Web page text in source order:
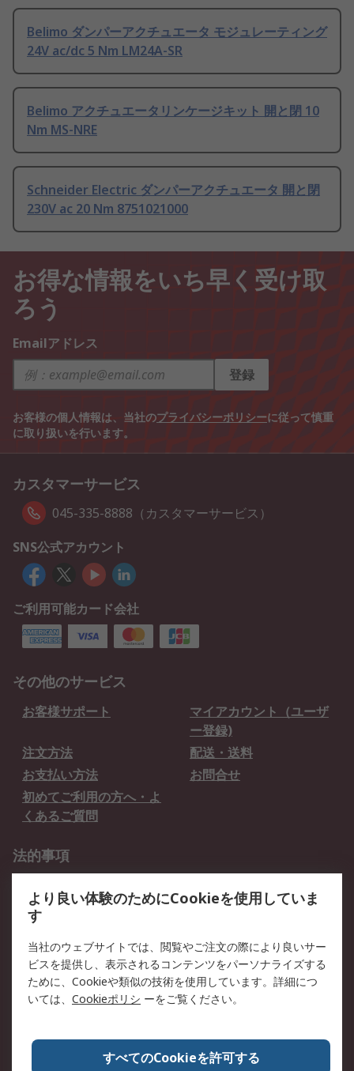
Belimo ダンパーアクチュエータ モジュレーティング
24V ac/dc 5 Nm LM24A-SR
Belimo アクチュエータリンケージキット 開と閉 10
Nm MS-NRE
Schneider Electric ダンパーアクチュエータ 開と閉
230V ac 20 Nm 8751021000
お得な情報をいち早く受け取
ろう
Emailアドレス
登録
お客様の個人情報は、当社のプライバシーポリシーに従って慎重
に取り扱いを行います。
カスタマーサービス
045-335-8888（カスタマーサービス）
SNS公式アカウント
ご利用可能カード会社
その他のサービス
お客様サポート
マイアカウント（ユーザ
ー登録)
注文方法
配送・送料
お支払い方法
お問合せ
初めてご利用の方へ・よ
くあるご質問
法的事項
クッキーポリシー
RSについて
会社概要
採用情報
プレスリリース＆お知ら
コーポレートサイト
全世界のRS
RSの歴史
ESGへの取り組み（英語）
認証について
より良い体験のためにCookieを使用していま
す
当社のウェブサイトでは、閲覧やご注文の際により良いサー
ビスを提供し、表示されるコンテンツをパーソナライズする
ために、Cookieや類似の技術を使用しています。詳細につ
いては、 Cookieポリシ ーをご覧ください。
すべてのCookieを許可する